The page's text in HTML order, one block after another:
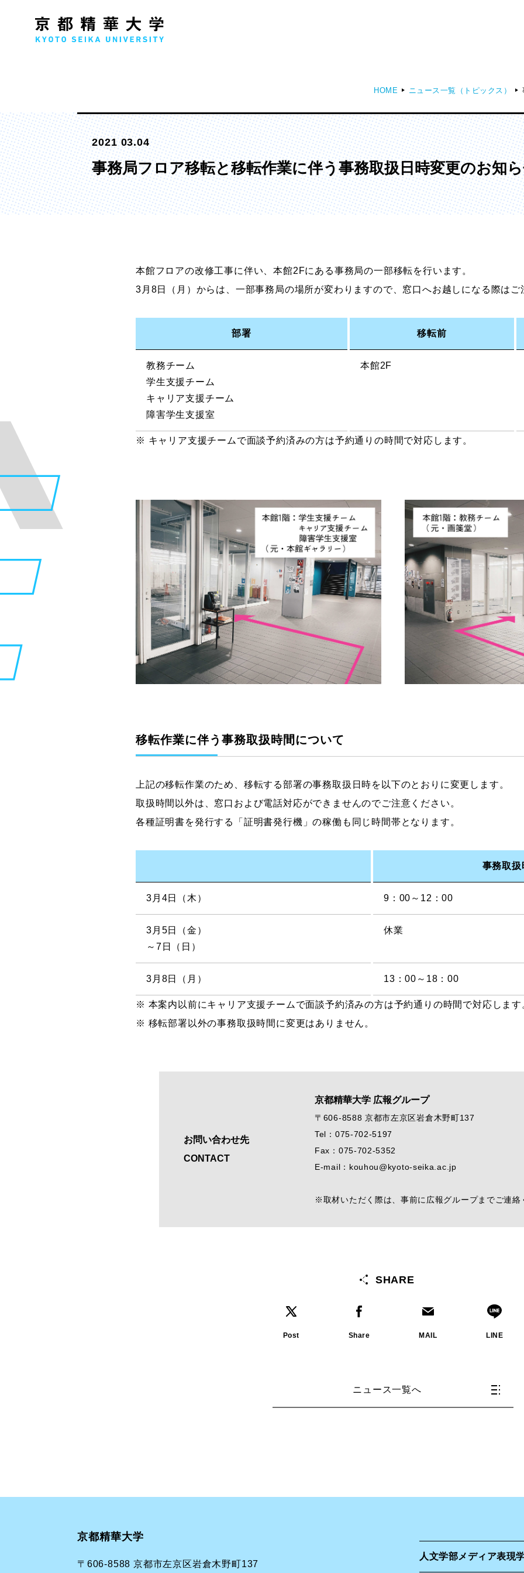
人文学部
歴史コース
文学コース
社会コース
国際文化コース
国際日本学コース
メディア表現学部
メディア表現学科
芸術学部
造形学科
イラスト学科
ストーリーマンガコース
キャラクターデザインコース
芸術研究科
マンガ研究科
人文学研究科
HOME ニュース一覧（トピックス）
2021 03.04
事務局フロア移転と移転作業に伴う事務取扱日時変更のお知
本館フロアの改修工事に伴い、本館2Fにある事務局の一部移転を行います。
3月8日（月）からは、一部事務局の場所が変わりますので、窓口へお越しになる際はご
部署 移転前
教務チーム
学生支援チーム
キャリア支援チーム
障害学生支援室
本館2F
※ キャリア支援チームで面談予約済みの方は予約通りの時間で対応します。
移転作業に伴う事務取扱時間について
上記の移転作業のため、移転する部署の事務取扱日時を以下のとおりに変更します。
取扱時間以外は、窓口および電話対応ができませんのでご注意ください。
各種証明書を発行する「証明書発行機」の稼働も同じ時間帯となります。
事務取扱
3月4日（木） 9：00～12：00
3月5日（金）
～7日（日）
休業
3月8日（月） 13：00～18：00
※ 本案内以前にキャリア支援チームで面談予約済みの方は予約通りの時間で対応します
※ 移転部署以外の事務取扱時間に変更はありません。
お問い合わせ先
CONTACT
京都精華大学 広報グループ
〒606-8588 京都市左京区岩倉木野町137
Tel：075-702-5197
Fax：075-702-5352
E-mail：kouhou@kyoto-seika.ac.jp
※取材いただく際は、事前に広報グループまでご連絡
SHARE
Post Share MAIL LINE
ニュース一覧へ
京都精華大学
〒606-8588 京都市左京区岩倉木野町137
人文学部メディア表現